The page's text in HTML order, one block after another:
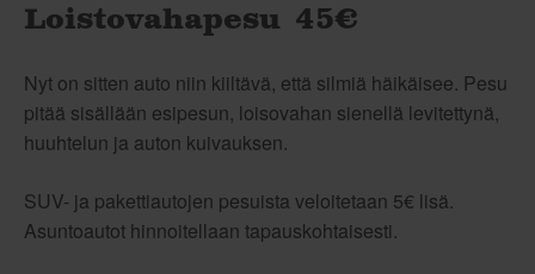
Loistovahapesu 45€
Nyt on sitten auto niin kiiltävä, että silmiä häikäisee. Pesu
pitää sisällään esipesun, loisovahan sienellä levitettynä,
huuhtelun ja auton kuivauksen.
SUV- ja pakettiautojen pesuista veloitetaan 5€ lisä.
Asuntoautot hinnoitellaan tapauskohtaisesti.